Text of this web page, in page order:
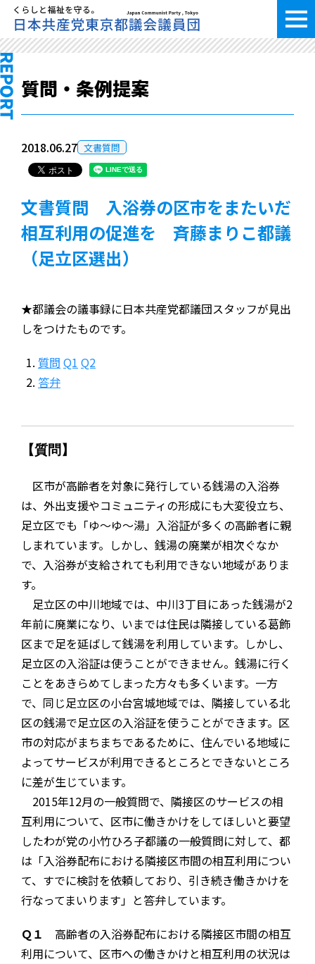
質問・条例提案
2018.06.27 文書質問
文書質問 入浴券の区市をまたいだ
相互利用の促進を 斉藤まりこ都議
（足立区選出）
★都議会の議事録に日本共産党都議団スタッフが見出
しをつけたものです。
質問 Q1 Q2
答弁
【質問】
区市が高齢者を対象に発行している銭湯の入浴券
は、外出支援やコミュニティの形成にも大変役立ち、
足立区でも「ゆ〜ゆ〜湯」入浴証が多くの高齢者に親
しまれています。しかし、銭湯の廃業が相次ぐなか
で、入浴券が支給されても利用できない地域がありま
す。
足立区の中川地域では、中川3丁目にあった銭湯が2
年前に廃業になり、いまでは住民は隣接している葛飾
区まで足を延ばして銭湯を利用しています。しかし、
足立区の入浴証は使うことができません。銭湯に行く
ことをあきらめてしまった方々も多くいます。一方
で、同じ足立区の小台宮城地域では、隣接している北
区の銭湯で足立区の入浴証を使うことができます。区
市の対応がまちまちであるために、住んでいる地域に
よってサービスが利用できるところとできないところ
に差が生じています。
2015年12月の一般質問で、隣接区のサービスの相
互利用について、区市に働きかけをしてほしいと要望
したわが党の小竹ひろ子都議の一般質問に対して、都
は「入浴券配布における隣接区市間の相互利用につい
て、すでに検討を依頼しており、引き続き働きかけを
行なってまいります」と答弁しています。
Ｑ１
高齢者の入浴券配布における隣接区市間の相互
利用について、区市への働きかけと相互利用の状況は